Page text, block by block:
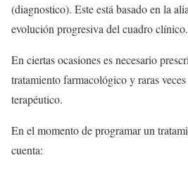
(diagnostico). Este está basado en la
evolución progresiva del cuadro clínico.
En ciertas ocasiones es necesario
tratamiento farmacológico y raras
terapéutico.
En el momento de programar un
cuenta: